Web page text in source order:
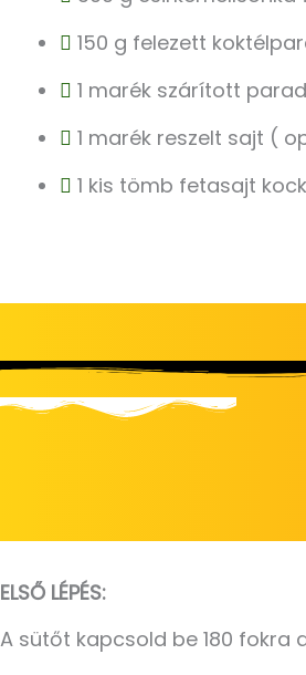
150 g felezett
1 marék szárított
1 marék reszelt sajt (
1 kis tömb fetasajt
ELSŐ LÉPÉS:
A sütőt kapcsold be 180 fokra